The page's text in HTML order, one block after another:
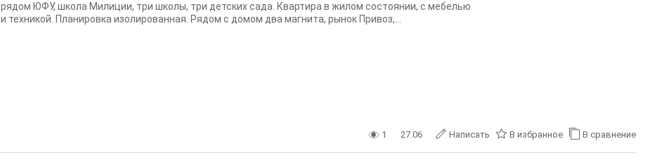
рядом ЮФУ, школа Милиции, три школы, три детских сада. Квартира в жилом состоянии, с мебелью
и техникой. Планировка изолированная. Рядом с домом два магнита, рынок Привоз,...
1 27.06 Написать В избранное В сравнение